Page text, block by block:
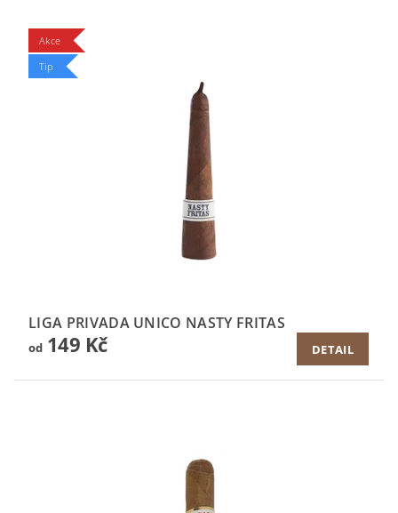
Akce
Tip
LIGA PRIVADA UNICO NASTY FRITAS
od149 Kč DETAIL